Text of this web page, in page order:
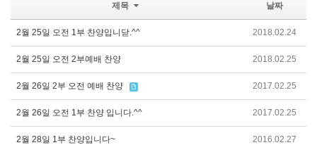
제목 날짜
2월 25일 오전 1부 찬양입니닫.^^ 2018.02.24
2월 25일 오전 2부예배 찬양 2018.02.25
2월 26일 2부 오전 예배 찬양 2017.02.25
2월 26일 오전 1부 찬양 입니다.^^ 2017.02.25
2월 28일 1부 찬양입니다~ 2016.02.27